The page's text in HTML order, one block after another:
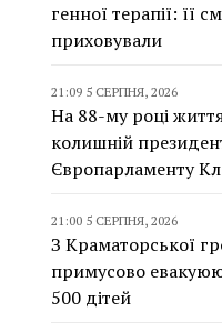
генної терапії: її
приховували
21:09 5 СЕРПНЯ, 2026
На 88-му році
колишній
Європарламенту
21:00 5 СЕРПНЯ, 2026
З Краматорської
примусово
500 дітей